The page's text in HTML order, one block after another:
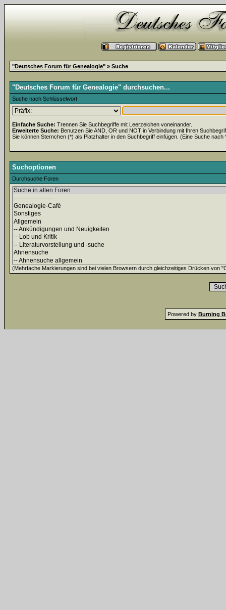
"Deutsches Forum für Genealogie" » Suche
"Deutsches Forum für Genealogie" durchsuchen...
Suche nach Schlüsselwort
Einfache Suche: Trennen Sie Suchbegriffe mit Leerzeichen voneinander.
Erweiterte Suche: Benutzen Sie AND, OR und NOT in Verbindung mit Ihren
Sie können Sternchen (*) als Platzhalter in den Suchbegriff einfügen. (Eine Suche
Suchoptionen
Durchsuche Foren
(Mehrfache Markierungen sind bei vielen Browsern durch gleichzeitiges Drücken von
Powered by Burning